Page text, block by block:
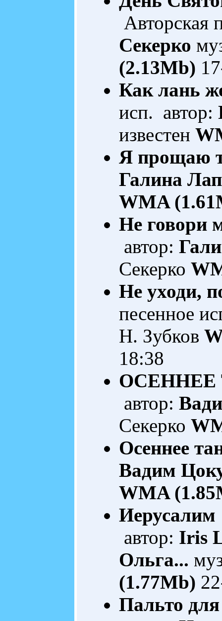
Авторская
Секерко
(2.13Mb)
Как лань
исп. автор:
известен
Я прощаю
Галина
WMA
Не говори
автор:
Секерко
Не уходи,
песенное
Н. Зубков
18:38
ОСЕННЕЕ
автор:
Секерко
Осеннее
Вадим
WMA
Иерусалим
автор: Iris
Ольга...
(1.77Mb)
Пальто